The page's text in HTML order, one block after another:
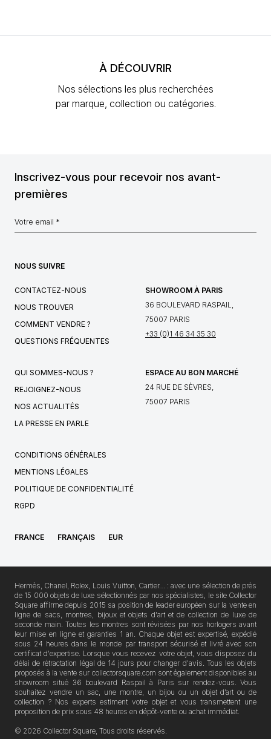
À DÉCOUVRIR
Nos sélections les plus recherchées
par marque, collection ou catégories.
Inscrivez-vous pour recevoir nos avant-
premières
NOUS SUIVRE
CONTACTEZ-NOUS
NOUS TROUVER
COMMENT VENDRE ?
QUESTIONS FRÉQUENTES
SHOWROOM À PARIS
36 BOULEVARD RASPAIL,
75007 PARIS
+33 (0)1 46 34 35 30
QUI SOMMES-NOUS ?
REJOIGNEZ-NOUS
NOS ACTUALITÉS
LA PRESSE EN PARLE
ESPACE AU BON MARCHÉ
24 RUE DE SÈVRES,
75007 PARIS
CONDITIONS GÉNÉRALES
MENTIONS LÉGALES
POLITIQUE DE CONFIDENTIALITÉ
RGPD
FRANCE FRANÇAIS EUR
Hermès, Chanel, Rolex, Louis Vuitton, Cartier… : avec une sélection de près
de 15 000 objets de luxe sélectionnés par nos spécialistes, le site Collector
Square affirme depuis 2015 sa position de leader européen sur la vente en
ligne de sacs, montres, bijoux et objets d'art et de collection de luxe de
seconde main. Toutes les montres sont révisées par nos horlogers avant
leur mise en ligne et garanties 1 an. Chaque objet est expertisé, expédié
sous 24 heures dans le monde par transport sécurisé et livré avec son
certificat d'expertise. Lorsque vous recevez votre objet, vous disposez du
délai de rétractation légal de 14 jours pour changer d'avis. Tous les objets
proposés à la vente sur collectorsquare.com sont également disponibles au
showroom situé 36 boulevard Raspail à Paris sur rendez-vous. Vous
souhaitez vendre un sac, une montre, un bijou ou un objet d’art ou de
collection ? Nos experts estiment votre objet et vous transmettent une
proposition de prix sous 48 heures en dépôt-vente ou achat immédiat.
© 2026 Collector Square, Tous droits réservés.